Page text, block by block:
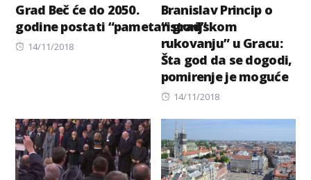
Grad Beč će do 2050.
godine postati “pametan grad”
Posted
14/11/2018
Branislav Princip o
“istorijskom
rukovanju” u Gracu:
Šta god da se dogodi,
pomirenje je moguće
Posted
14/11/2018